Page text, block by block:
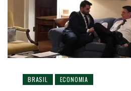
BRASIL ECONOMIA